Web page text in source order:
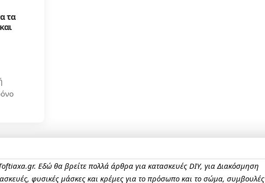
τα
Εδώ θα βρείτε πολλά άρθρα για κατασκευές DIY, για Διακόσμηση
φυσικές μάσκες και κρέμες για το πρόσωπο και το σώμα, συμβουλές